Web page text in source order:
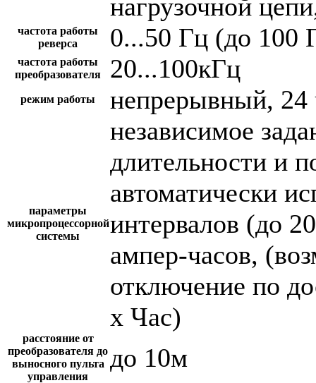
нагрузочной
частота работы
реверса
0...50 Гц (до 100
частота работы
преобразователя
20...100кГц
режим работы непрерывный, 24
параметры
микропроцессорной
системы
независимое
длительности и
автоматически
интервалов (до
ампер-часов,
отключение по
х Час)
расстояние от
преобразователя до
выносного пульта
управления
до 10м